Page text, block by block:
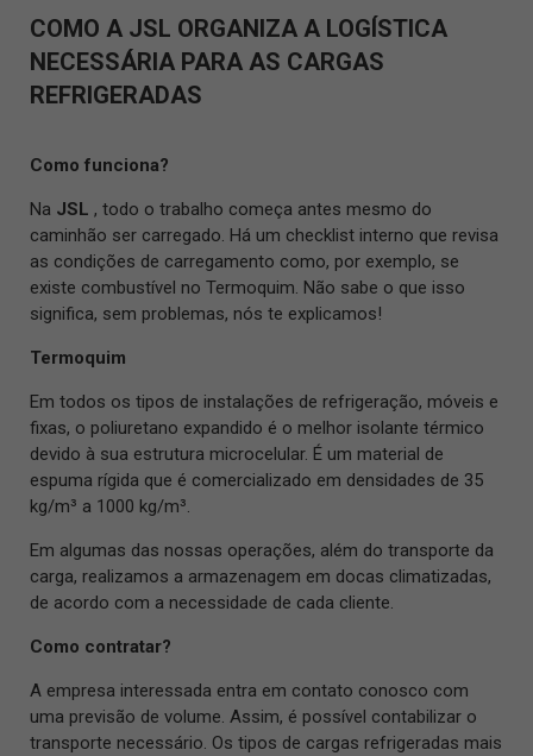
COMO A JSL ORGANIZA A LOGÍSTICA
NECESSÁRIA PARA AS CARGAS
REFRIGERADAS
Como funciona?
Na JSL , todo o trabalho começa antes mesmo do
caminhão ser carregado. Há um checklist interno que revisa
as condições de carregamento como, por exemplo, se
existe combustível no Termoquim. Não sabe o que isso
significa, sem problemas, nós te explicamos!
Termoquim
Em todos os tipos de instalações de refrigeração, móveis e
fixas, o poliuretano expandido é o melhor isolante térmico
devido à sua estrutura microcelular. É um material de
espuma rígida que é comercializado em densidades de 35
kg/m³ a 1000 kg/m³.
Em algumas das nossas operações, além do transporte da
carga, realizamos a armazenagem em docas climatizadas,
de acordo com a necessidade de cada cliente.
Como contratar?
A empresa interessada entra em contato conosco com
uma previsão de volume. Assim, é possível contabilizar o
transporte necessário. Os tipos de cargas refrigeradas mais